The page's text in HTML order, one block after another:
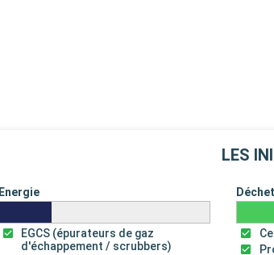
LES
Energie
EGCS (épurateurs de gaz
d'échappement / scrubbers)